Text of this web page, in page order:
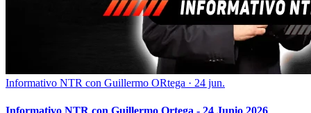
Informativo NTR con Guillermo ORtega · 24 jun.
Informativo NTR con Guillermo Ortega - 24 Junio 2026